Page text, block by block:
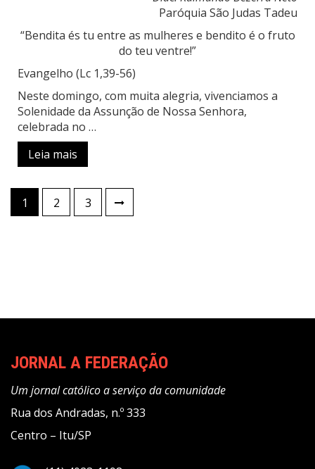
Paróquia São Judas Tadeu
“Bendita és tu entre as mulheres e bendito é o fruto
do teu ventre!”
Evangelho (Lc 1,39-56)
Neste domingo, com muita alegria, vivenciamos a
Solenidade da Assunção de Nossa Senhora,
celebrada no …
Leia mais
Paginação
de
1 2 3
JORNAL A FEDERAÇÃO
Um jornal católico a serviço da comunidade
Rua dos Andradas, n.º 333
Centro – Itu/SP